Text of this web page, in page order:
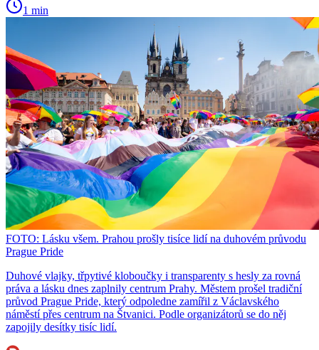
1 min
FOTO: Lásku všem. Prahou prošly tisíce lidí na duhovém průvodu
Prague Pride
Duhové vlajky, třpytivé kloboučky i transparenty s hesly za rovná
práva a lásku dnes zaplnily centrum Prahy. Městem prošel tradiční
průvod Prague Pride, který odpoledne zamířil z Václavského
náměstí přes centrum na Štvanici. Podle organizátorů se do něj
zapojily desítky tisíc lidí.